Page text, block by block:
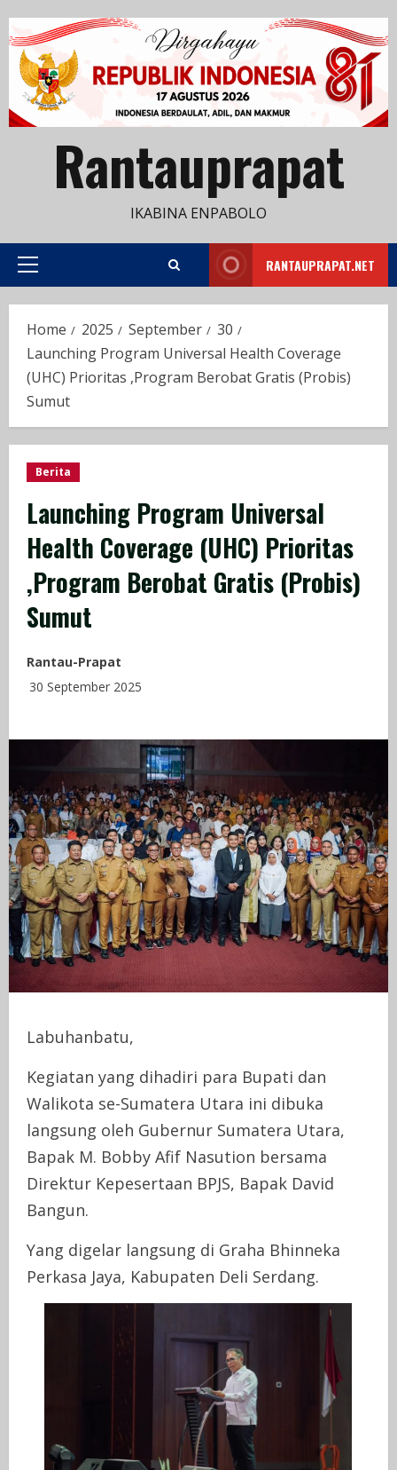
to
content
Rantauprapat
IKABINA ENPABOLO
Primary
RANTAUPRAPAT.NET
Home 2025 September
30
Launching Program Universal Health Coverage
(UHC) Prioritas ,Program Berobat Gratis (Probis)
Sumut
Berita
Launching Program Universal
Health Coverage (UHC) Prioritas
,Program Berobat Gratis (Probis)
Sumut
Rantau-Prapat
30 September 2025
Labuhanbatu,
Kegiatan yang dihadiri para Bupati dan
Walikota se-Sumatera Utara ini dibuka
langsung oleh Gubernur Sumatera Utara,
Bapak M. Bobby Afif Nasution bersama
Direktur Kepesertaan BPJS, Bapak David
Bangun.
Yang digelar langsung di Graha Bhinneka
Perkasa Jaya, Kabupaten Deli Serdang.